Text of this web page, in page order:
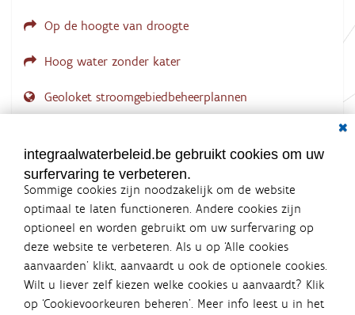
Op de hoogte van droogte
Hoog water zonder kater
Geoloket stroomgebiedbeheerplannen
LOGIN VEREIST
integraalwaterbeleid.be gebruikt cookies om uw
surfervaring te verbeteren.
Sommige cookies zijn noodzakelijk om de website
optimaal te laten functioneren. Andere cookies zijn
optioneel en worden gebruikt om uw surfervaring op
deze website te verbeteren. Als u op ‘Alle cookies
aanvaarden’ klikt, aanvaardt u ook de optionele cookies.
Wilt u liever zelf kiezen welke cookies u aanvaardt? Klik
op ‘Cookievoorkeuren beheren’. Meer info leest u in het
Integraalwaterbeleid.be is een
officiële website van de Vlaamse
overheid
uitgegeven door Coördinatiecommissie Integraal
Waterbeleid